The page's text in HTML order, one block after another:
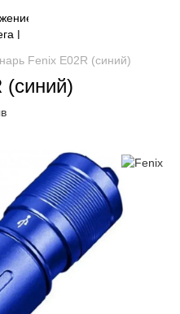
Fenix E02R (синий)
(синий)